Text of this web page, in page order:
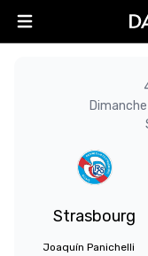
Strasbourg
Joaquín Panichelli